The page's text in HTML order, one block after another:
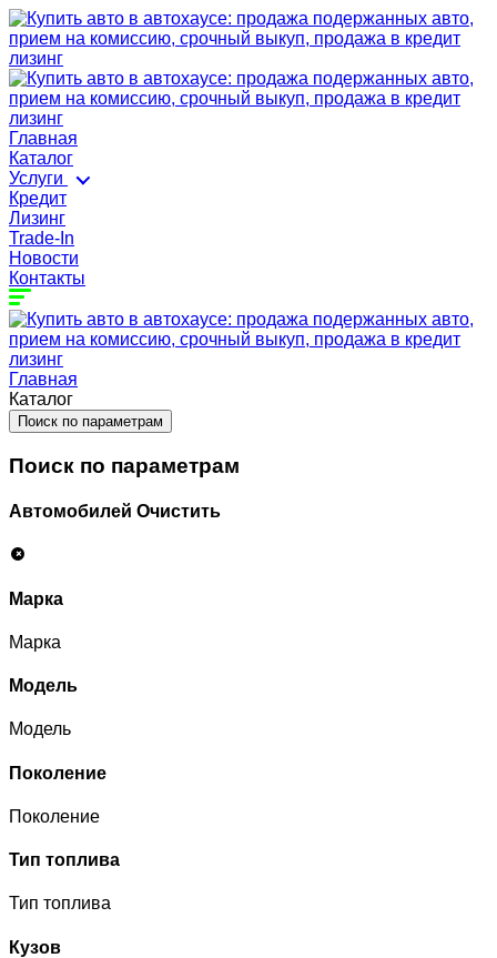
Главная
Каталог
Услуги
Кредит
Лизинг
Trade-In
Новости
Контакты
Главная
Каталог
Поиск по параметрам
Поиск по параметрам
Автомобилей Очистить
Марка
Марка
Модель
Модель
Поколение
Поколение
Тип топлива
Тип топлива
Кузов